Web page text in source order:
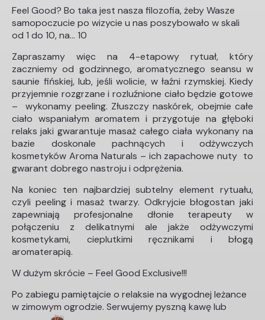
Feel Good? Bo taka jest nasza filozofia, żeby Wasze
samopoczucie po wizycie u nas poszybowało w skali
od 1 do 10, na… 10
Zapraszamy więc na 4-etapowy rytuał, który
zaczniemy od godzinnego, aromatycznego seansu w
saunie fińskiej, lub, jeśli wolicie, w łaźni rzymskiej. Kiedy
przyjemnie rozgrzane i rozluźnione ciało będzie gotowe
– wykonamy peeling. Złuszczy naskórek, obejmie całe
ciało wspaniałym aromatem i przygotuje na głęboki
relaks jaki gwarantuje masaż całego ciała wykonany na
bazie doskonale pachnących i odżywczych
kosmetyków Aroma Naturals – ich zapachowe nuty to
gwarant dobrego nastroju i odprężenia.
Na koniec ten najbardziej subtelny element rytuału,
czyli peeling i masaż twarzy. Odkryjcie błogostan jaki
zapewniają profesjonalne dłonie terapeuty w
połączeniu z delikatnymi ale jakże odżywczymi
kosmetykami, cieplutkimi ręcznikami i błogą
aromaterapią.
W dużym skrócie – Feel Good Exclusive!!!
Po zabiegu pamiętajcie o relaksie na wygodnej leżance
w zimowym ogrodzie. Serwujemy pyszną kawę lub